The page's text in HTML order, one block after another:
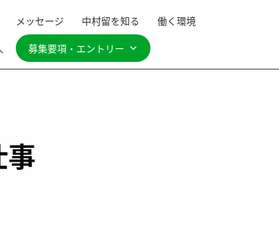
メッセージ 中村留を知る
働く環境
募集要項・エントリー